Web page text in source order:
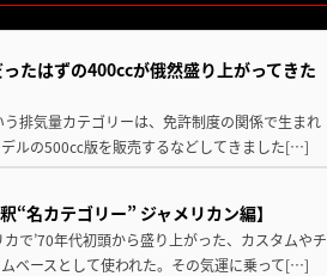
たはずの400ccが俄然盛り上がってきた
排気量カテゴリーは、免許制度の関係で生まれ
ルの500㏄版を販売するなどしてきました[…]
名カテゴリー” ジャメリカン編】
で’70年代初頭から盛り上がった、カスタムやチ
ベースとして使われた。その気運に乗って[…]